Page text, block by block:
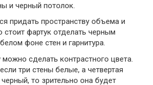
и черный потолок.
придать пространству объема и
стоит фартук отделать черным
фоне стен и гарнитура.
можно сделать контрастного цвета.
три стены белые, а четвертая
черный, то зрительно она будет